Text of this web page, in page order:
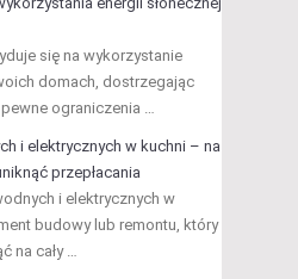
się na wykorzystanie
domach, dostrzegając
ograniczenia …
i elektrycznych w kuchni – na
przepłacania
i elektrycznych w
budowy lub remontu, który
na cały …